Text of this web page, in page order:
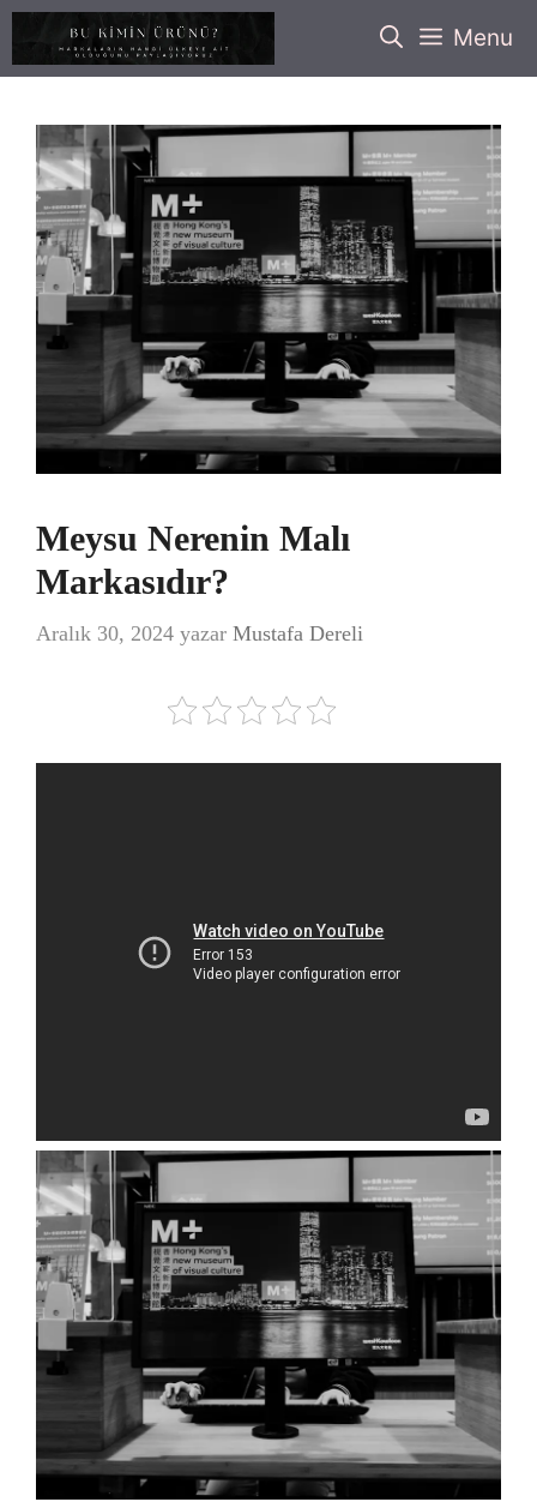
İçeriğe
Menu
Meysu Nerenin Malı
Markasıdır?
Aralık 30, 2024 yazar Mustafa Dereli